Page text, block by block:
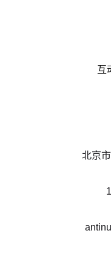
互
北京